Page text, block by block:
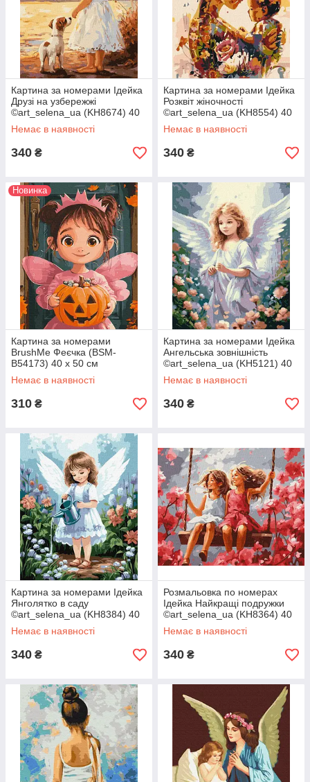
Картина за номерами Ідейка
Друзі на узбережжі
©art_selena_ua (KH8674) 40
х 50 см
Немає в наявності
340 ₴
Картина за номерами Ідейка
Розквіт жіночності
©art_selena_ua (KH8554) 40
х 50 см
Немає в наявності
340 ₴
Новинка
Картина за номерами
BrushMe Феєчка (BSM-
B54173) 40 х 50 см
Немає в наявності
310 ₴
Картина за номерами Ідейка
Ангельська зовнішність
©art_selena_ua (KH5121) 40
х 50 см
Немає в наявності
340 ₴
Картина за номерами Ідейка
Янголятко в саду
©art_selena_ua (KH8384) 40
х 50 см
Немає в наявності
340 ₴
Розмальовка по номерах
Ідейка Найкращі подружки
©art_selena_ua (KH8364) 40
х 50 см
Немає в наявності
340 ₴